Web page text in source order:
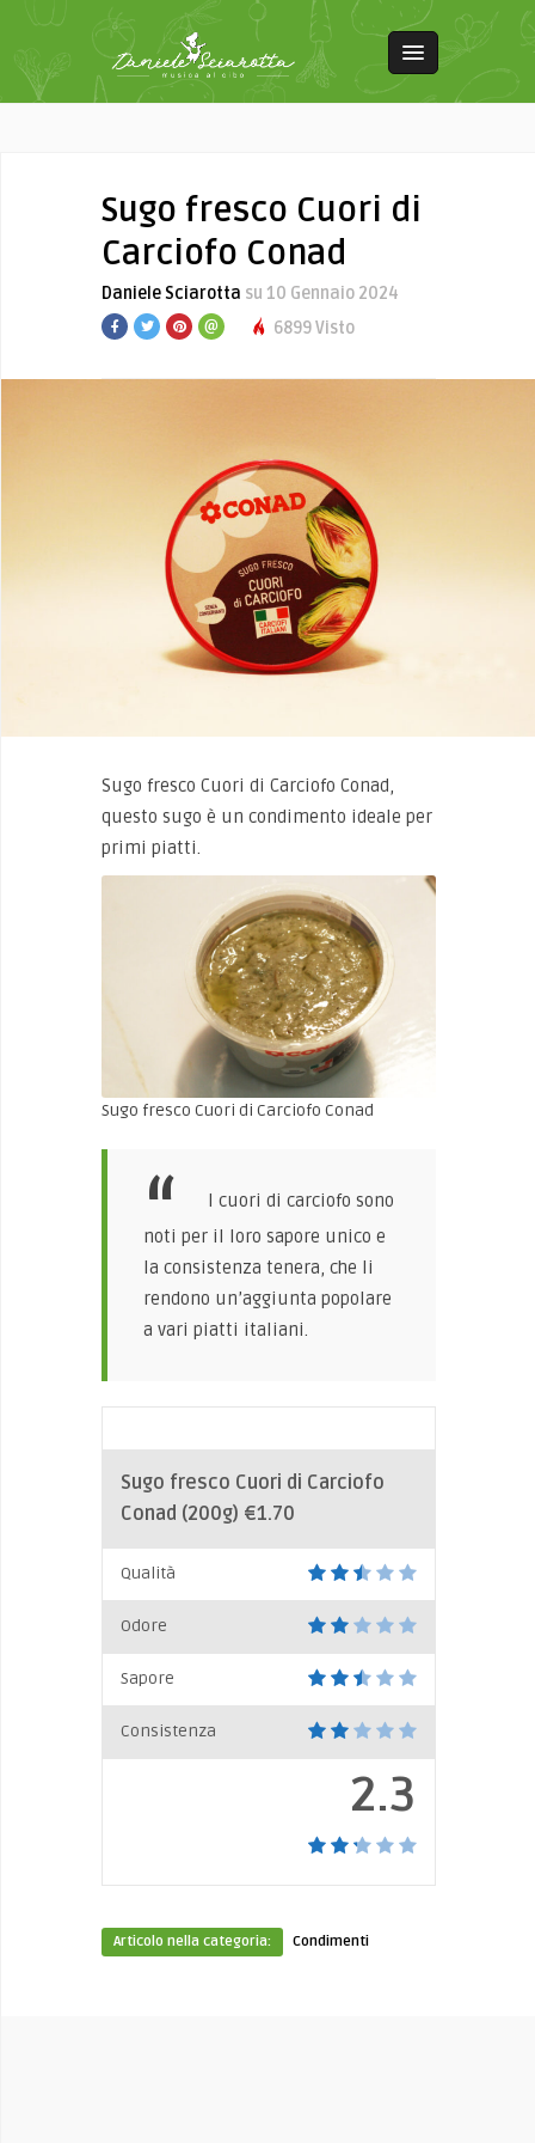
Sugo fresco Cuori di
Carciofo Conad
Daniele Sciarotta su 10 Gennaio 2024
6899 Visto
Sugo fresco Cuori di Carciofo Conad,
questo sugo è un condimento ideale per
primi piatti.
Sugo fresco Cuori di Carciofo Conad
I cuori di carciofo sono
noti per il loro sapore unico e
la consistenza tenera, che li
rendono un’aggiunta popolare
a vari piatti italiani.
Sugo fresco Cuori di Carciofo
Conad (200g) €1.70
Qualità
Odore
Sapore
Consistenza
2.3
Articolo nella categoria: Condimenti